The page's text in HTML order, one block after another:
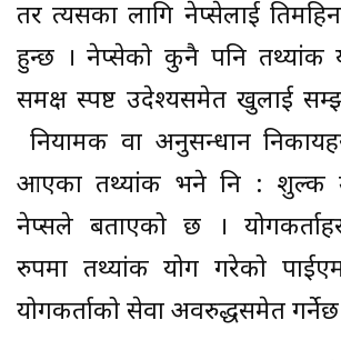
तर त्यसका लागि नेप्सेलाई
हुन्छ । नेप्सेको कुनै पनि तथ्यांक
समक्ष स्पष्ट उदेश्यसमेत खुलाई
नियामक वा अनुसन्धान
आएका तथ्यांक भने नि : शुल्क
नेप्सले बताएको छ ।
रुपमा तथ्यांक प्रयोग गरेको
प्रयोगकर्ताको सेवा अवरुद्धसमेत गर्नेछ